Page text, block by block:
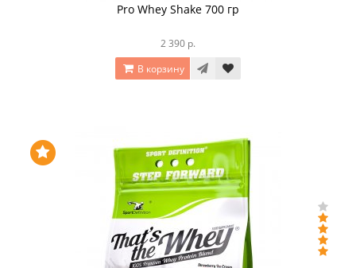
Pro Whey Shake 700 гр
2 390 р.
В корзину